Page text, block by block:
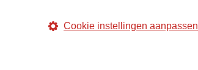
Cookie instellingen aanpassen